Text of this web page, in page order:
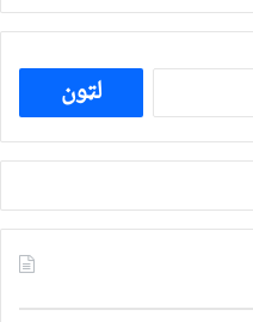
ددی
لپاره
لټون: